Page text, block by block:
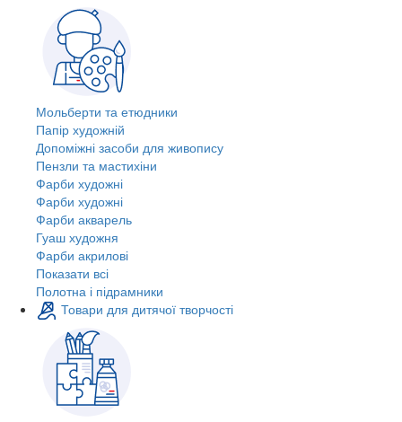
Мольберти та етюдники
Папір художній
Допоміжні засоби для живопису
Пензли та мастихіни
Фарби художні
Фарби художні
Фарби акварель
Гуаш художня
Фарби акрилові
Показати всі
Полотна і підрамники
Товари для дитячої творчості